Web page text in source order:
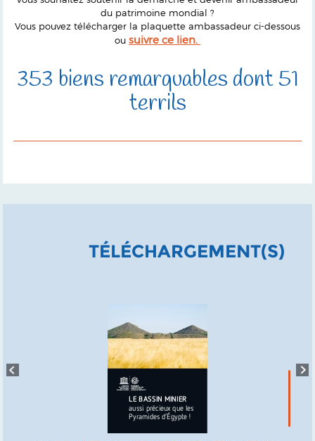
du patrimoine mondial ?
Vous pouvez télécharger la plaquette ambassadeur ci-dessous
ou suivre ce lien.
353 biens remarquables dont 51
terrils
TÉLÉCHARGEMENT(S)